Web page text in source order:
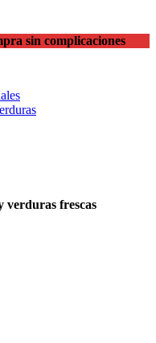
sin complicaciones
verduras frescas